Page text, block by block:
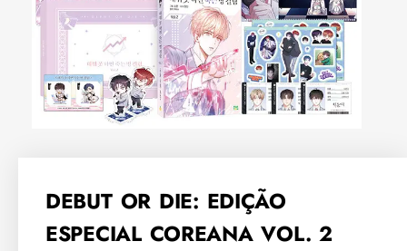
DEBUT OR DIE: EDIÇÃO
ESPECIAL COREANA VOL. 2